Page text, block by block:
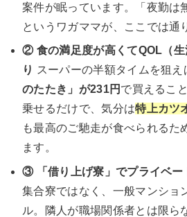
案件が眠っています。「夜勤は
というワガママが、ここでは通
② 食の満足度が高くてQOL（
り スーパーの半額タイムを狙え
のたたき」が231円 で買えるこ
乗せるだけで、気分は特上カツ
も最高のご馳走が食べられるた
ます。
③ 「借り上げ寮」でプライベー
集合寮ではなく、一般マンショ
ル。隣人が職場関係者とは限ら